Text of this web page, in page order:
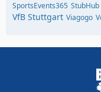
SportsEvents365 StubHub
VfB Stuttgart Viagogo